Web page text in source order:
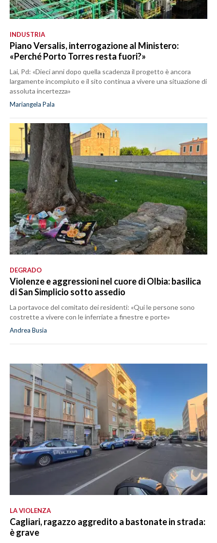
INDUSTRIA
Piano Versalis, interrogazione al Ministero:
«Perché Porto Torres resta fuori?»
Lai, Pd: «Dieci anni dopo quella scadenza il progetto è ancora
largamente incompiuto e il sito continua a vivere una situazione di
assoluta incertezza»
Mariangela Pala
DEGRADO
Violenze e aggressioni nel cuore di Olbia: basilica
di San Simplicio sotto assedio
La portavoce del comitato dei residenti: «Qui le persone sono
costrette a vivere con le inferriate a finestre e porte»
Andrea Busia
LA VIOLENZA
Cagliari, ragazzo aggredito a bastonate in strada:
è grave